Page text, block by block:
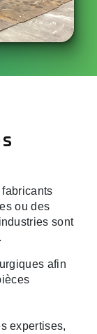
ou des
sont
afin
expertises,